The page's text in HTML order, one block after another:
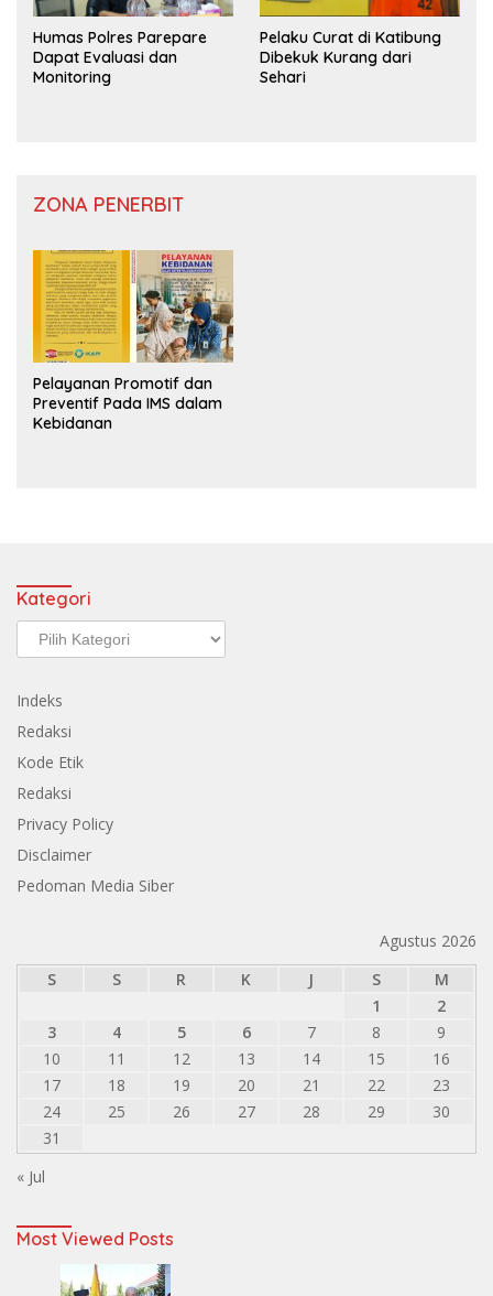
Humas Polres Parepare
Dapat Evaluasi dan
Monitoring
Pelaku Curat di Katibung
Dibekuk Kurang dari
Sehari
ZONA PENERBIT
Pelayanan Promotif dan
Preventif Pada IMS dalam
Kebidanan
Kategori
Kategori
Indeks
Redaksi
Kode Etik
Redaksi
Privacy Policy
Disclaimer
Pedoman Media Siber
Agustus 2026
S
S R K J S
M
1
2
3
4 5 6 7 8
9
10
11 12 13 14 15
16
17
18 19 20 21 22
23
24
25 26 27 28 29
30
31
« Jul
Most Viewed Posts